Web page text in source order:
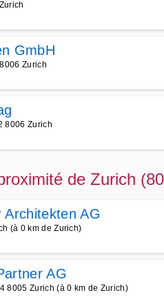
GmbH
Zurich
8006 Zurich
de Zurich
Architekten AG
(à 0 km de Zurich)
AG
8005 Zurich (à 0 km de Zurich)